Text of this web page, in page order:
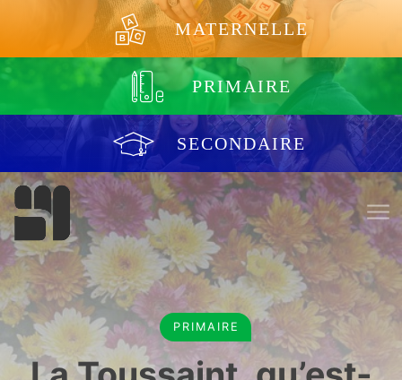
MATERNELLE
PRIMAIRE
SECONDAIRE
PRIMAIRE